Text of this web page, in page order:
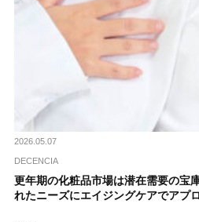
2026.05.07
DECENCIA
更年期の化粧品市場は潜在需要の
れたニーズにエイジングケアでアプ